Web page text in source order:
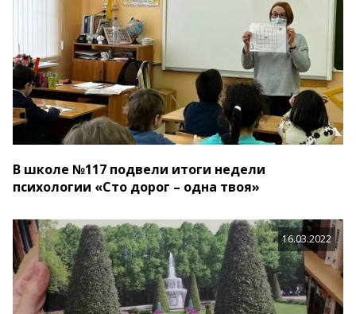
В школе №117 подвели итоги недели
психологии «Сто дорог – одна твоя»
16.03.2022